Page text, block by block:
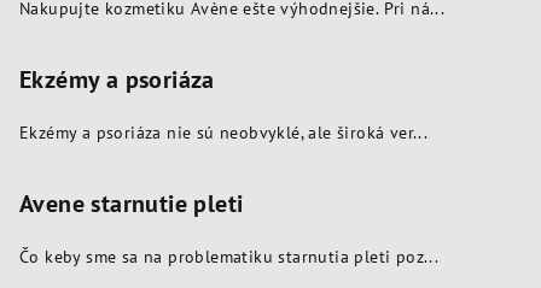
u
Nakupujte kozmetiku Avène ešte výhodnejšie. Pri ná...
Ekzémy a psoriáza
Ekzémy a psoriáza nie sú neobvyklé, ale široká ver...
Avene starnutie pleti
Čo keby sme sa na problematiku starnutia pleti poz...